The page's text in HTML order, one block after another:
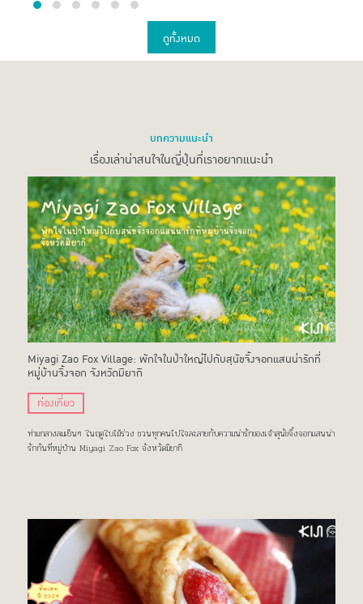
ดูทั้งหมด
บทความแนะนำ
เรื่องเล่าน่าสนใจในญี่ปุ่นที่เราอยากแนะนำ
Miyagi Zao Fox Village: พักใจในป่าใหญ่ไปกับสุนัขจิ้งจอกแสนน่ารักที่
หมู่บ้านจิ้งจอก จังหวัดมิยากิ
ท่องเที่ยว
ท่ามกลางลมเย็นๆ ในฤดูใบไม้ร่วง ชวนทุกคนไปใจละลายกับความน่ารักของเจ้าสุนัขจิ้งจอกแสนน่า
รักกันที่หมู่บ้าน Miyagi Zao Fox จังหวัดมิยากิ